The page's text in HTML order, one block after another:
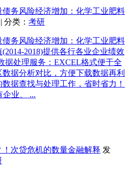
债务风险经济增加：化学工业肥料
| 分类： 考研
债务风险经济增加：化学工业肥料
2018)提供各行各业企业绩效
据处理服务：EXCEL格式便于全
据分析对比，方便下载数据再利
据查找与处理工作，省时省力！
企业、 ...
！次贷危机的数量金融解释 发